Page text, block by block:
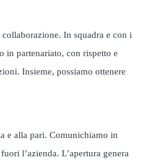
collaborazione. In squadra e con i
in partenariato, con rispetto e
Insieme, possiamo ottenere
e alla pari. Comunichiamo in
l’azienda. L’apertura genera